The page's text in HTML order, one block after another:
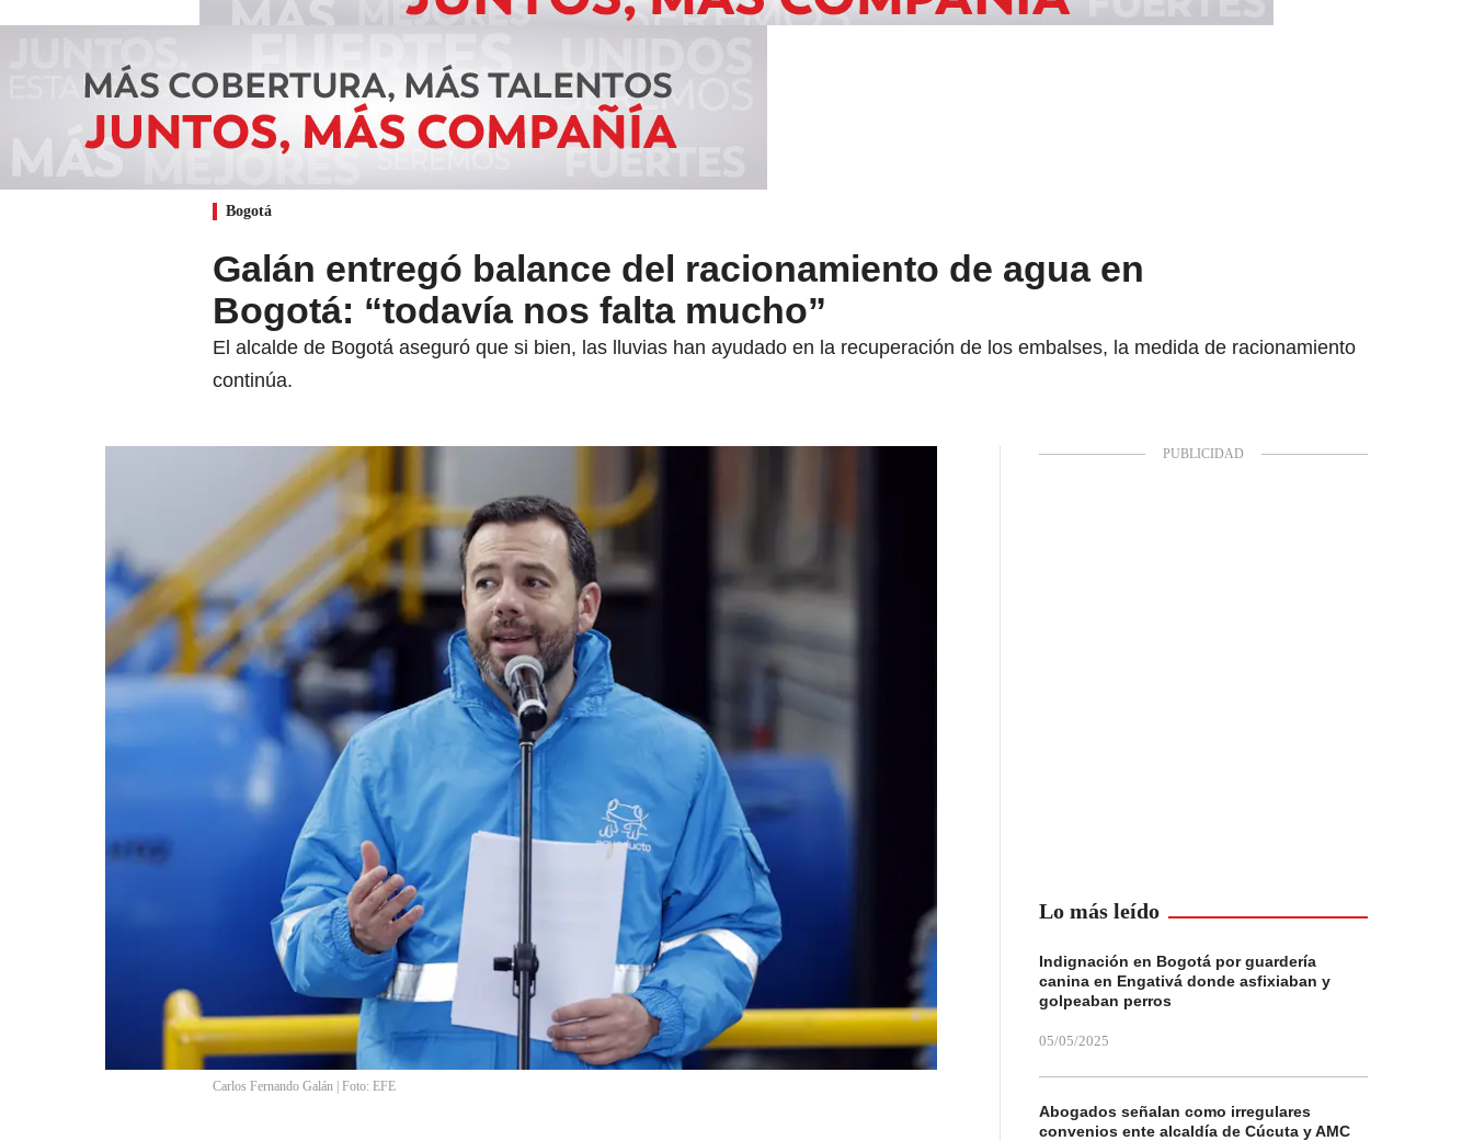
Bogotá
Galán entregó balance del racionamiento de agua en
Bogotá: “todavía nos falta mucho”
El alcalde de Bogotá aseguró que si bien, las lluvias han ayudado en la recuperación de los embalses, la medida de racionamiento
continúa.
Carlos Fernando Galán | Foto: EFE
Lo más leído
Indignación en Bogotá por guardería
canina en Engativá donde asfixiaban y
golpeaban perros
05/05/2025
Abogados señalan como irregulares
convenios ente alcaldía de Cúcuta y AMC